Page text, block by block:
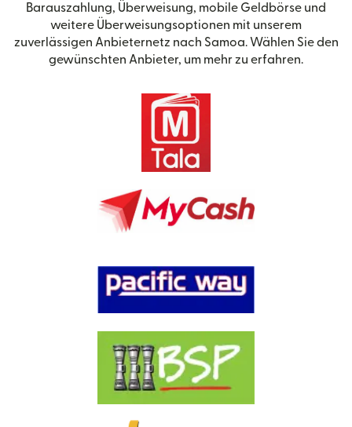
Barauszahlung, Überweisung, mobile Geldbörse und
weitere Überweisungsoptionen mit unserem
zuverlässigen Anbieternetz nach Samoa. Wählen Sie den
gewünschten Anbieter, um mehr zu erfahren.